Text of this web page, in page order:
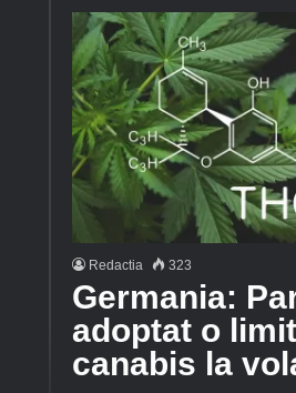
Redactia 323
Germania:
adoptat o
canabis la